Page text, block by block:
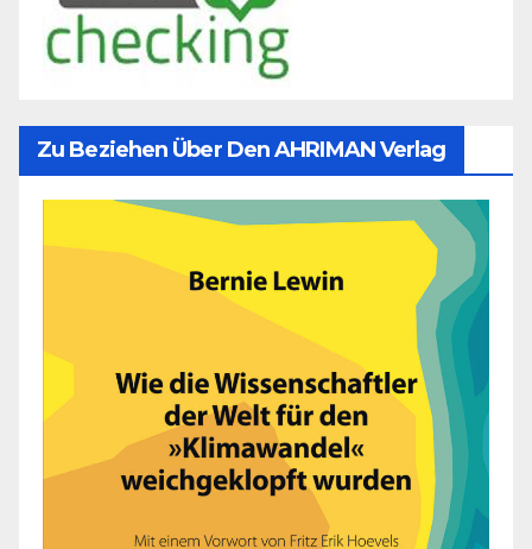
Zu Beziehen Über Den AHRIMAN Verlag